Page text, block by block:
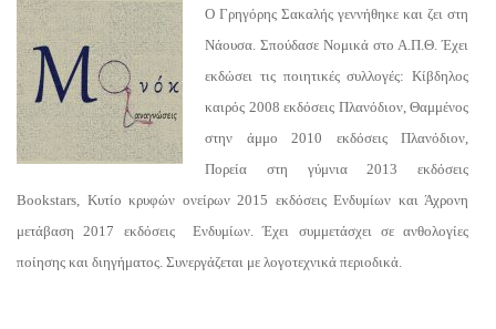
Ο Γρηγόρης Σακαλής γεννήθηκε και ζει στη
Νάουσα. Σπούδασε Νομικά στο Α.Π.Θ. Έχει
εκδώσει τις ποιητικές συλλογές: Κίβδηλος
καιρός 2008 εκδόσεις Πλανόδιον, Θαμμένος
στην άμμο 2010 εκδόσεις Πλανόδιον,
Πορεία στη γύμνια 2013 εκδόσεις
Bookstars, Κυτίο κρυφών ονείρων 2015 εκδόσεις Ενδυμίων και Άχρονη
μετάβαση 2017 εκδόσεις Ενδυμίων. Έχει συμμετάσχει σε ανθολογίες
ποίησης και διηγήματος. Συνεργάζεται με λογοτεχνικά περιοδικά.